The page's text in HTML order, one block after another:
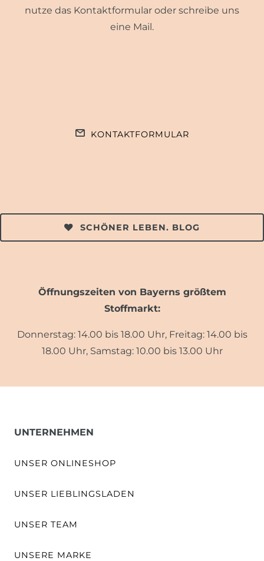
nutze das Kontaktformular oder schreibe uns
eine Mail.
KONTAKTFORMULAR
SCHÖNER LEBEN. BLOG
Öffnungszeiten von Bayerns größtem
Stoffmarkt:
Donnerstag: 14.00 bis 18.00 Uhr, Freitag: 14.00 bis
18.00 Uhr, Samstag: 10.00 bis 13.00 Uhr
UNTERNEHMEN
UNSER ONLINESHOP
UNSER LIEBLINGSLADEN
UNSER TEAM
UNSERE MARKE